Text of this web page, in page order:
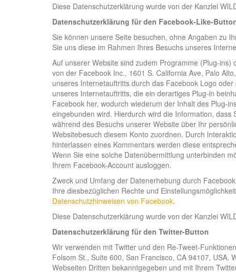
Diese Datenschutzerklärung wurde von der Kanzlei
Datenschutzerklärung für den Facebook-Like-
Sie können unsere Seite besuchen, ohne Angaben zu
Sie uns diese im Rahmen Ihres Besuchs unseres
Auf unserer Website sind zudem Programme (Plug-
von der Facebook Inc., 1601 S. California Ave, Palo
unseres Internetauftritts durch das Facebook Logo
unseres Internetauftritts, die ein derartiges Plug-in
Facebook her, wodurch wiederum der Inhalt des Plug-
eingebunden wird. Hierdurch wird die Information,
während des Besuchs unserer Website über Ihr
Websitebesuch diesem Konto zuordnen. Durch
hinterlassen eines Kommentars werden diese
Wenn Sie eine solche Datenübermittlung unterbinden
Ihrem Facebook-Account ausloggen.
Zweck und Umfang der Datenerhebung durch
Ihre diesbezüglichen Rechte und
Datenschutzhinweisen von Facebook.
Diese Datenschutzerklärung wurde von der Kanzlei
Datenschutzerklärung für den Twitter-Button
Wir verwenden mit Twitter und den Re-Tweet-
Folsom St., Suite 600, San Francisco, CA 94107, USA.
Webseiten Dritten bekanntgegeben und mit Ihrem